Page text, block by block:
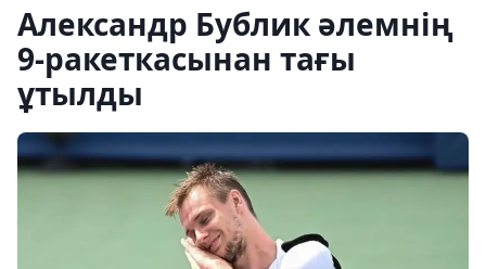
Александр Бублик әлемнің
9-ракеткасынан тағы
ұтылды